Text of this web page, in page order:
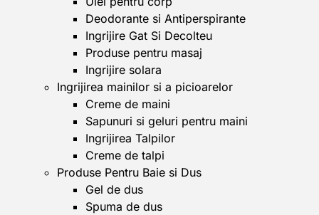
Deodorante si Antiperspirante
Ingrijire Gat Si Decolteu
Produse pentru masaj
Ingrijire solara
Ingrijirea mainilor si a picioarelor
Creme de maini
Sapunuri si geluri pentru maini
Ingrijirea Talpilor
Creme de talpi
Produse Pentru Baie si Dus
Gel de dus
Spuma de dus